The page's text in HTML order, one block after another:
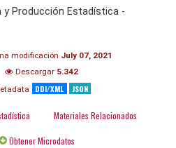
y Producción Estadística -
modificación July 07, 2021
Descargar 5.342
DDI/XML JSON
Materiales Relacionados
Obtener Microdatos